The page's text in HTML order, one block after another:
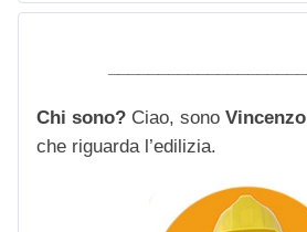
Chi sono? Ciao, sono Vincenzo
che riguarda l’edilizia.